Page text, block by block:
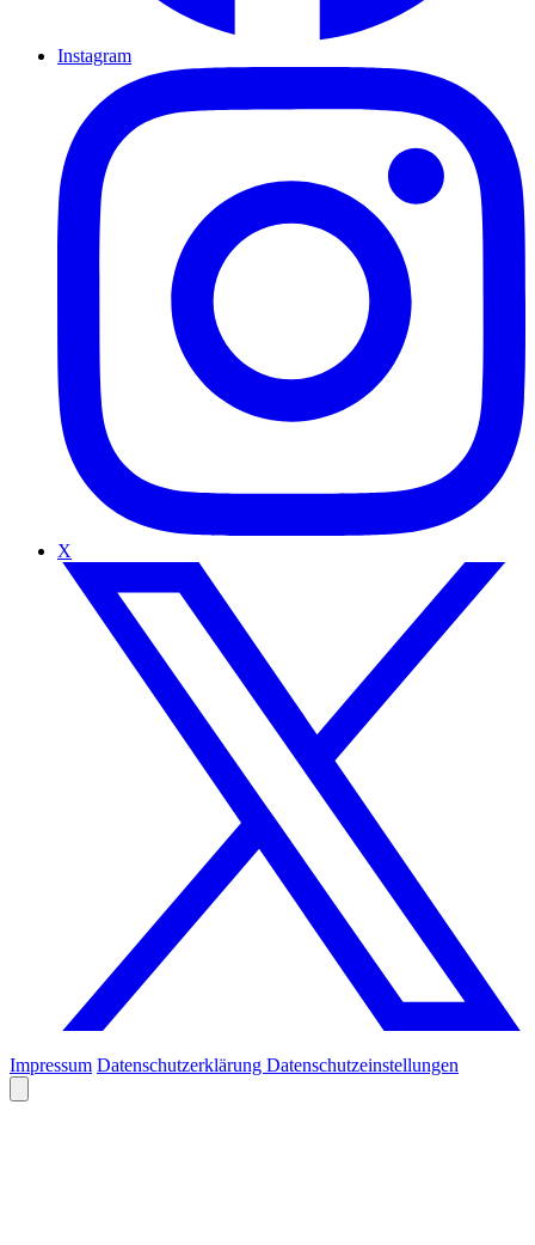
Instagram
X
Impressum Datenschutzerklärung Datenschutzeinstellungen